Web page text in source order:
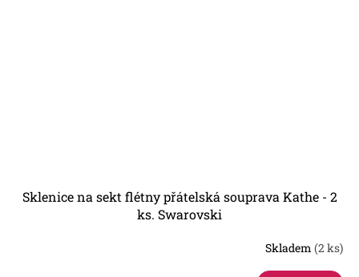
Sklenice na sekt flétny přátelská souprava Kathe - 2
ks. Swarovski
Skladem (2 ks)